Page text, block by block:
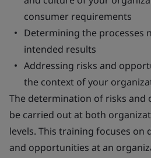
consumer requirements
Determining the processes
intended results
Addressing risks and
the context of your
The determination of risks and
be carried out at both
levels. This training focuses
and opportunities at an